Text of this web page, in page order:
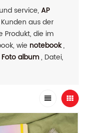
service, AP
aus der
Produkt, die im
wie notebook,
Foto album, Datei,